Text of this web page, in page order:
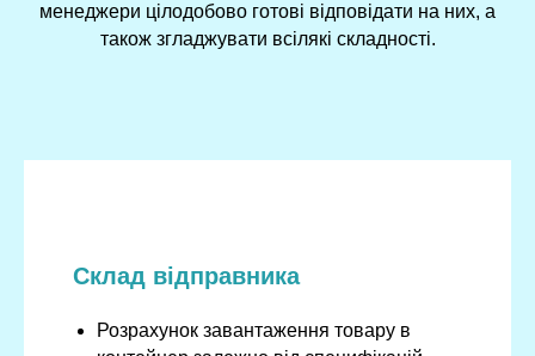
менеджери цілодобово готові відповідати на них, а
також згладжувати всілякі складності.
Склад відправника
Розрахунок завантаження товару в